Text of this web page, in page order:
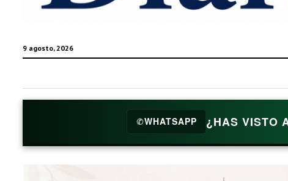
9 agosto, 2026
✆WHATSAPP ¿HAS VISTO